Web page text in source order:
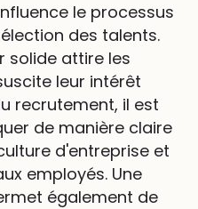
le processus
des talents.
solide attire les
leur intérêt
recrutement, il est
de manière claire
d'entreprise et
employés. Une
également de